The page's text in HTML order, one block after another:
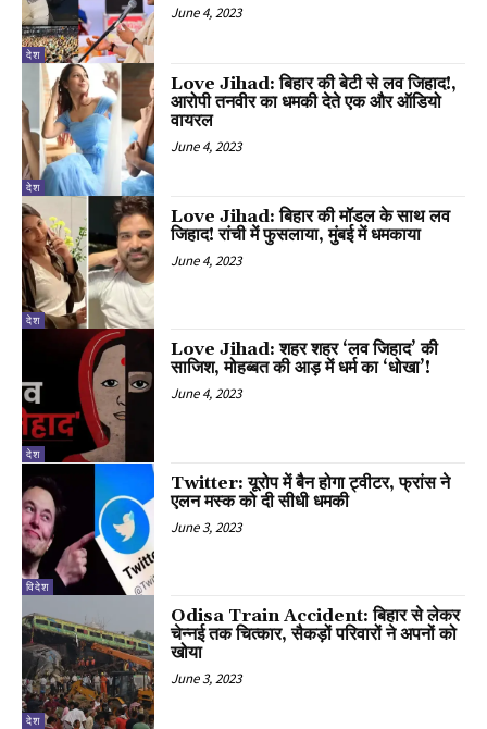
देश
June 4, 2023
देश
Love Jihad: बिहार की बेटी से लव जिहाद!,
आरोपी तनवीर का धमकी देते एक और ऑडियो
वायरल
June 4, 2023
देश
Love Jihad: बिहार की मॉडल के साथ लव
जिहाद! रांची में फुसलाया, मुंबई में धमकाया
June 4, 2023
देश
Love Jihad: शहर शहर ‘लव जिहाद’ की
साजिश, मोहब्बत की आड़ में धर्म का ‘धोखा’!
June 4, 2023
विदेश
Twitter: यूरोप में बैन होगा ट्वीटर, फ्रांस ने
एलन मस्क को दी सीधी धमकी
June 3, 2023
देश
Odisa Train Accident: बिहार से लेकर
चेन्नई तक चित्कार, सैकड़ों परिवारों ने अपनों को
खोया
June 3, 2023